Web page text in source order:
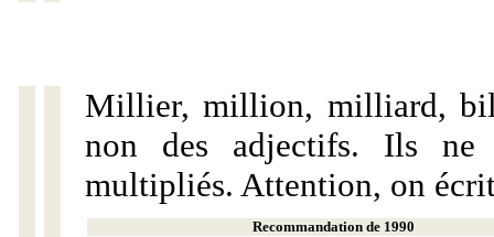
Millier, million, milliard,
non des adjectifs. Ils ne
multipliés. Attention, on
Recommandation de 1990